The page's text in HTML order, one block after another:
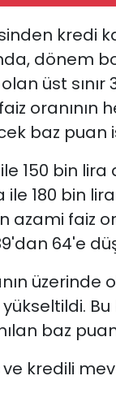
kredi
dönem
üst
oranının
baz puan
150 bin
180 bin lira
azami faiz
64'e
yükseltildi.
baz
kredili